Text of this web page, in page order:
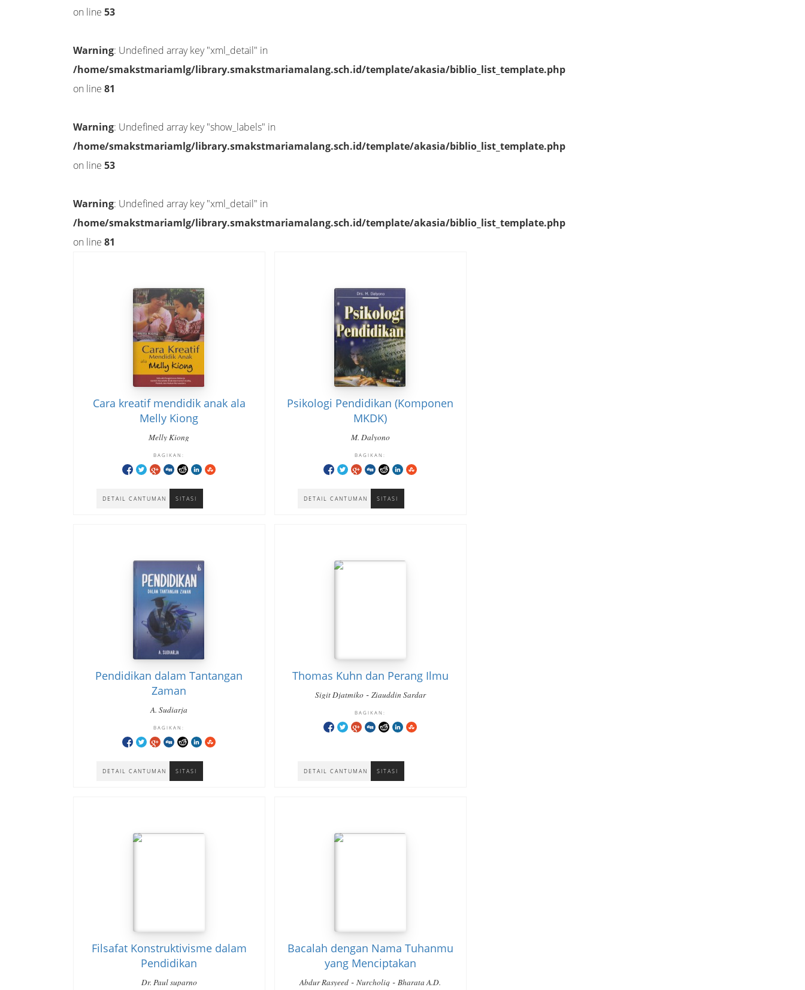
on line 53
Warning: Undefined array key "xml_detail" in
/home/smakstmariamlg/library.smakstmariamalang.sch.id/template/akasia/biblio_list_template.php
on line 81
Warning: Undefined array key "show_labels" in
/home/smakstmariamlg/library.smakstmariamalang.sch.id/template/akasia/biblio_list_template.php
on line 53
Warning: Undefined array key "xml_detail" in
/home/smakstmariamlg/library.smakstmariamalang.sch.id/template/akasia/biblio_list_template.php
on line 81
Cara kreatif mendidik anak ala
Melly Kiong
Melly Kiong
DETAIL CANTUMAN SITASI
BAGIKAN:
Psikologi Pendidikan (Komponen
MKDK)
M. Dalyono
DETAIL CANTUMAN SITASI
BAGIKAN:
Pendidikan dalam Tantangan
Zaman
A. Sudiarja
DETAIL CANTUMAN SITASI
BAGIKAN:
Thomas Kuhn dan Perang Ilmu
Sigit Djatmiko- Ziauddin Sardar
DETAIL CANTUMAN SITASI
BAGIKAN:
Filsafat Konstruktivisme dalam
Pendidikan
Dr. Paul suparno
Bacalah dengan Nama Tuhanmu
yang Menciptakan
Abdur Rasyeed -Nurcholiq - Bharata A.D.